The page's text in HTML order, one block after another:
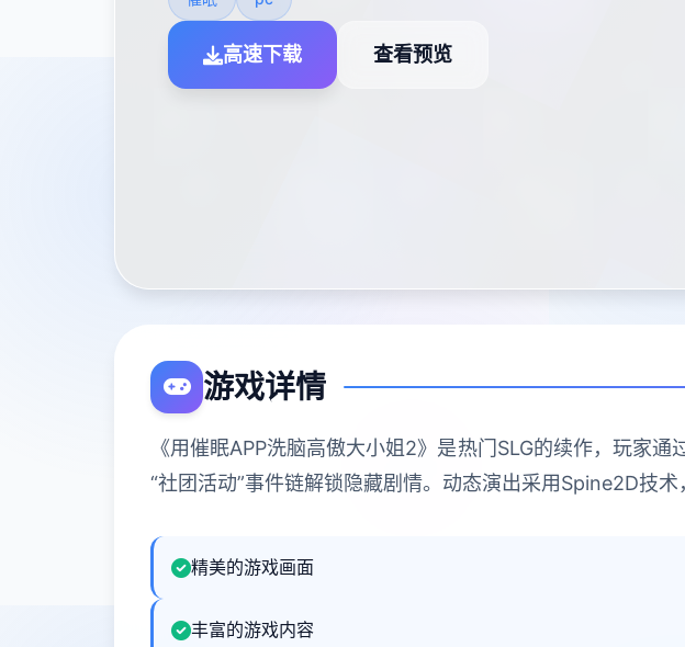
高速下载 查看预览
游戏详情
《用催眠APP洗脑高傲大小姐2》是热门SLG的续作，玩家
“社团活动”事件链解锁隐藏剧情。动态演出采用Spine2D技
精美的游戏画面
丰富的游戏内容